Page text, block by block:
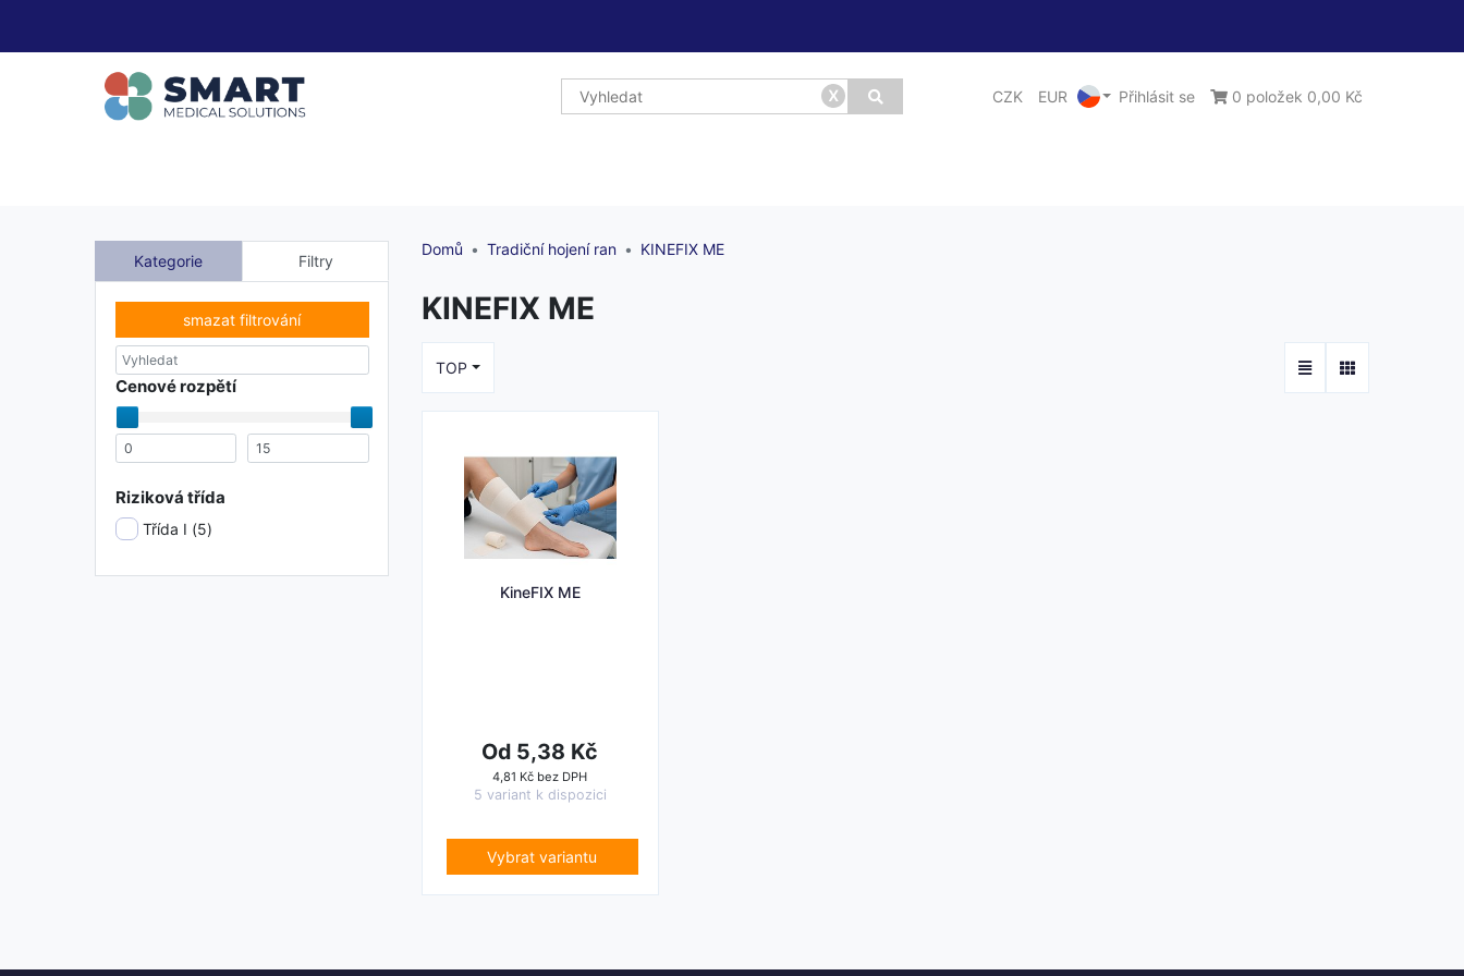
x CZK EUR Přihlásit se 0 položek 0,00 Kč
Kategorie Filtry
smazat filtrování
Cenové rozpětí
Riziková třída
Třída I (5)
Domů Tradiční hojení ran KINEFIX ME
KINEFIX ME
TOP
KineFIX ME
Od 5,38 Kč
4,81 Kč bez DPH
5 variant k dispozici
Vybrat variantu